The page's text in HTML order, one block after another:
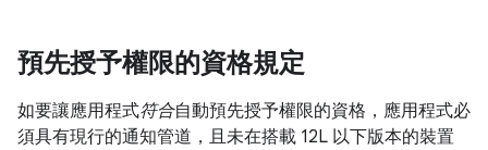
預先授予權限的資格規定
如要讓應用程式符合自動預先授予權限的資格，應用程式必
須具有現行的通知管道，且未在搭載 12L 以下版本的裝置